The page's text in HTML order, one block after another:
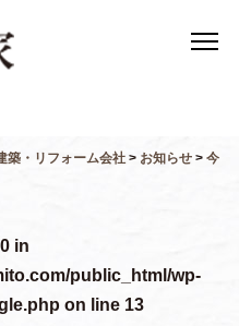
築・リフォーム会社 > お知らせ > 今
in
public_html/wp-
on line 13